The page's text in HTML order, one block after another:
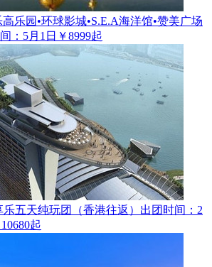
乐园•环球影城•S.E.A海洋馆•赞美广场
：5月1日 ￥8999起
五天纯玩团（香港往返） 出团时间：2
10680起